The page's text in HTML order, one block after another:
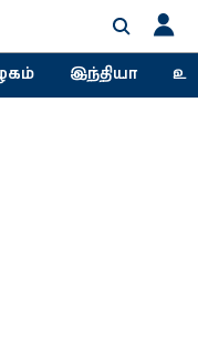
இந்தியா